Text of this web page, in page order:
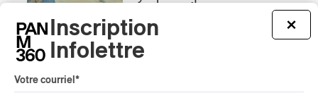
Rivières; Élisabeth Pion;
Valérie Milot – Ravel
Par Frédéric Cardin
×
Inscription
Infolettre
Votre courriel *